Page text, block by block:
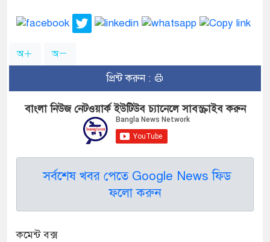
অ অ
প্রিন্ট করুন :
বাংলা নিউজ নেটওয়ার্ক ইউটিউব চ্যানেলে সাবস্ক্রাইব করুন
সর্বশেষ খবর পেতে Google News ফিড
ফলো করুন
কমেন্ট বক্স